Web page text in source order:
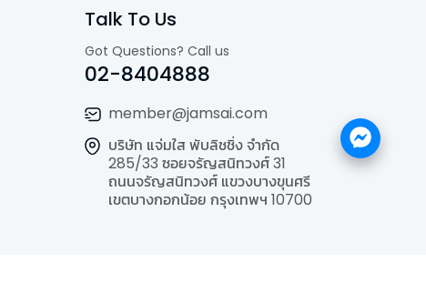
Talk To Us
Got Questions? Call us
02-8404888
member@jamsai.com
บริษัท แจ่มใส พับลิชชิ่ง จำกัด
285/33 ซอยจรัญสนิทวงศ์ 31
ถนนจรัญสนิทวงศ์ แขวงบางขุนศรี
เขตบางกอกน้อย กรุงเทพฯ 10700